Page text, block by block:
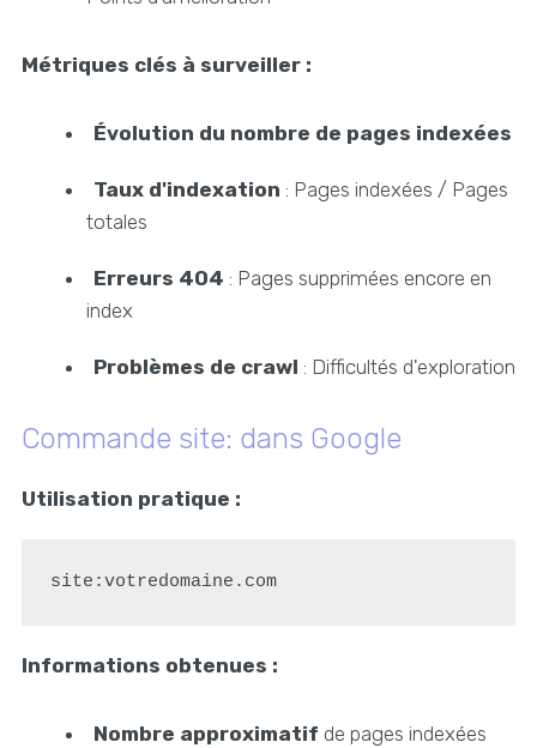
Métriques clés à surveiller :
Évolution du nombre de pages indexées
Taux d'indexation : Pages indexées / Pages
totales
Erreurs 404 : Pages supprimées encore en
index
Problèmes de crawl : Difficultés d'exploration
Commande site: dans Google
Utilisation pratique :
site:votredomaine.com
Informations obtenues :
Nombre approximatif de pages indexées